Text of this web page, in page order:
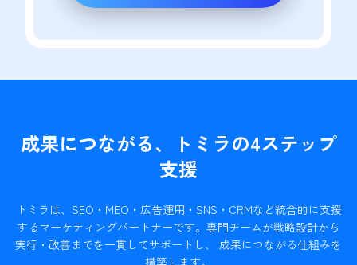
成果につながる、トミラの4ステップ
支援
トミラは、SEO・MEO・広告運用・SNS・CRMなど統合的に支援
するマーケティングパートナーです。 専門チームが戦略設計から
実行・改善までを一貫してサポートし、 成果につながる仕組みを
構築します。